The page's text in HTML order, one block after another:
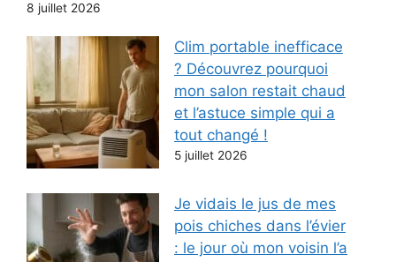
8 juillet 2026
Clim portable inefficace
? Découvrez pourquoi
mon salon restait chaud
et l’astuce simple qui a
tout changé !
5 juillet 2026
Je vidais le jus de mes
pois chiches dans l’évier
: le jour où mon voisin l’a